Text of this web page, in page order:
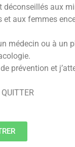
offrir une
aux
et aux femmes
médecin ou à un
prévention et